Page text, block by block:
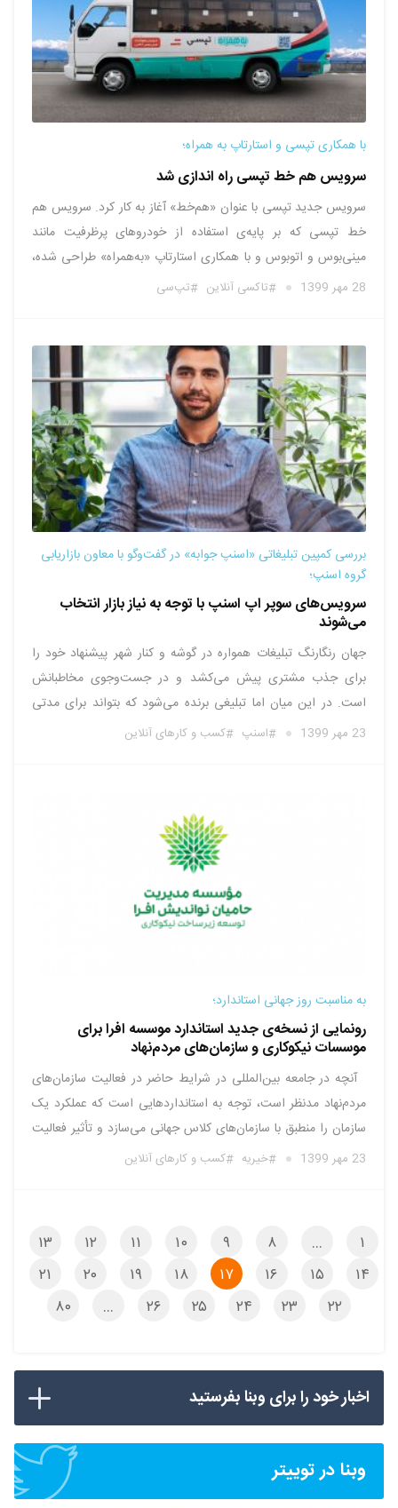
با همکاری تپسی و استارتاپ به همراه؛
سرویس هم‌ خط تپسی راه اندازی شد
سرویس جدید تپسی با عنوان «هم‌خط» آغاز به کار کرد. سرویس هم
خط تپسی که بر پایه‌ی استفاده از خودروهای پرظرفیت مانند
مینی‌بوس و اتوبوس و با همکاری استارتاپ «به‌همراه» طراحی شده،
با هزینه‌ی اقتصادی و راحتی کاربری، جایگزین مناسبی برای حمل و
28 مهر 1399 تاکسی آنلاین تپ‌سی
بررسی کمپین تبلیغاتی «اسنپ جوابه» در گفت‌وگو با معاون بازاریابی
گروه اسنپ؛
سرویس‌های سوپر اپ اسنپ با توجه به نیاز بازار انتخاب
می‌شوند
جهان رنگارنگ تبلیغات همواره در گوشه و کنار شهر پیشنهاد خود را
برای جذب مشتری پیش می‌کشد و در جست‌وجوی مخاطبانش
است. در این میان اما تبلیغی برنده می‌شود که بتواند برای مدتی
هرچند کوتاه ذهن بیننده را درگیر کند و آنقدر گیرا و روان باشد که
23 مهر 1399 اسنپ کسب و کارهای آنلاین
به مناسبت روز جهانی استاندارد؛
رونمایی از نسخه‌ی جدید استاندارد موسسه افرا برای
موسسات نیکوکاری و سازمان‌های مردم‌نهاد
آنچه در جامعه بین‌المللی در شرایط حاضر در فعالیت سازمان‌هاى
مردم‌نهاد مدنظر است، توجه به استانداردهایی است که عملکرد یک
سازمان را منطبق با سازمان‌های کلاس جهانی می‌سازد و تأثیر فعالیت‌
آن را بر جهانی که در آن زندگی می‌کند، می‌سنجد. ارزیابی‌ها نشان
23 مهر 1399 خیریه کسب و کارهای آنلاین
۱ … ۸ ۹ ۱۰ ۱۱ ۱۲
۱۳
۱۴
۱۵ ۱۶ ۱۷ ۱۸ ۱۹ ۲۰
۲۱
۲۲
۲۳ ۲۴ ۲۵ ۲۶ … ۸۰
اخبار خود را برای وبنا بفرستید
وبنا در توییتر